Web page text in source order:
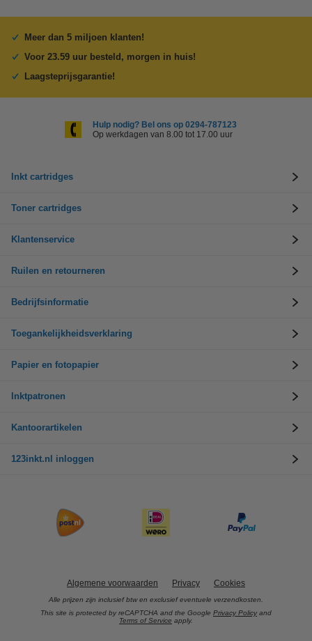
Meer dan 5 miljoen klanten!
Voor 23.59 uur besteld, morgen in huis!
Laagsteprijsgarantie!
Hulp nodig? Bel ons op 0294-787123
Op werkdagen van 8.00 tot 17.00 uur
Inkt cartridges
Toner cartridges
Klantenservice
Ruilen en retourneren
Bedrijfsinformatie
Toegankelijkheidsverklaring
Papier en fotopapier
Inktpatronen
Kantoorartikelen
123inkt.nl inloggen
Algemene voorwaarden Privacy Cookies
Alle prijzen zijn inclusief btw en exclusief eventuele verzendkosten.
This site is protected by reCAPTCHA and the Google Privacy Policy and
Terms of Service apply.